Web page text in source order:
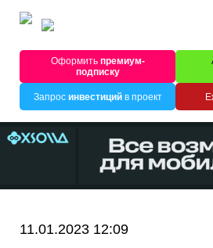
Оформитьпремиум-
подписку
Запрос инвестицийв проект
11.01.2023 12:09